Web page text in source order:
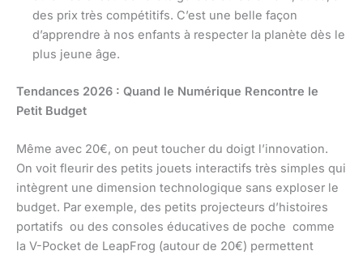
des prix très compétitifs. C’est une belle façon
d’apprendre à nos enfants à respecter la planète dès le
plus jeune âge.
Tendances 2026 : Quand le Numérique Rencontre le
Petit Budget
Même avec 20€, on peut toucher du doigt l’innovation.
On voit fleurir des petits jouets interactifs très simples qui
intègrent une dimension technologique sans exploser le
budget. Par exemple, des petits projecteurs d’histoires
portatifs ou des consoles éducatives de poche comme
la V-Pocket de LeapFrog (autour de 20€) permettent